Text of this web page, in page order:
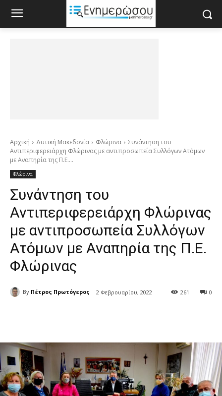
Αρχική Δυτική Μακεδονία Φλώρινα
Συνάντηση του
Αντιπεριφερειάρχη Φλώρινας με αντιπροσωπεία Συλλόγων Ατόμων
με Αναπηρία της Π.Ε....
Φλώρινα
Συνάντηση του
Αντιπεριφερειάρχη Φλώρινας
με αντιπροσωπεία Συλλόγων
Ατόμων με Αναπηρία της Π.Ε.
Φλώρινας
By Πέτρος Πρωτόγερος 2 Φεβρουαρίου, 2022 0
261